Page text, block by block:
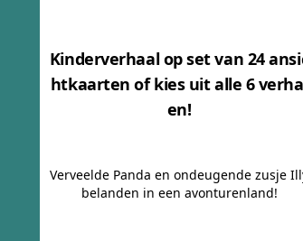
Kinderverhaal op set van 24
htkaarten of kies uit alle 6
en!
Verveelde Panda en ondeugende zusje
belanden in een avonturenland!